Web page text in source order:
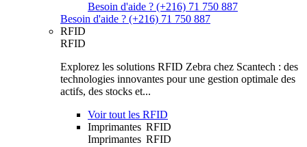
Besoin d'aide ? (+216) 71 750 887
Besoin d'aide ? (+216) 71 750 887
RFID
RFID
Explorez les solutions RFID Zebra chez Scantech : des
technologies innovantes pour une gestion optimale des
actifs, des stocks et...
Voir tout les RFID
Imprimantes RFID
Imprimantes RFID